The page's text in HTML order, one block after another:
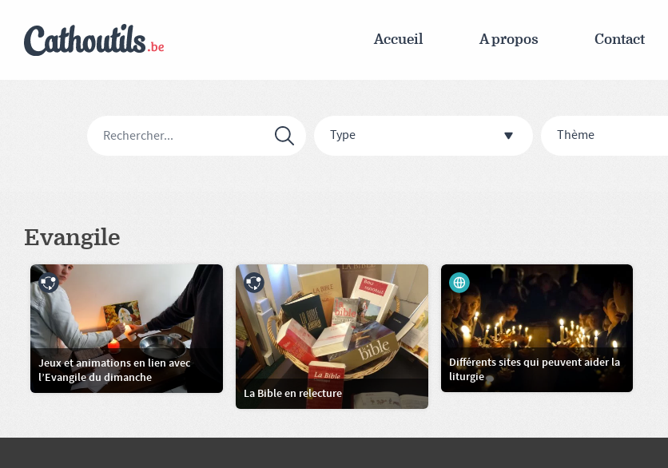
Accueil A propos Contact
Type Thème
Evangile
Différents sites qui peuvent aider la
liturgie
Jeux et animations en lien avec
l’Evangile du dimanche
La Bible en relecture